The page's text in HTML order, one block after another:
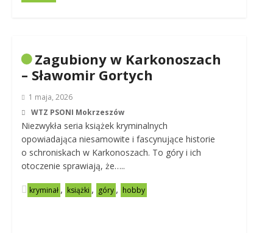
Zagubiony w Karkonoszach
– Sławomir Gortych
1 maja, 2026
WTZ PSONI Mokrzeszów
Niezwykła seria książek kryminalnych
opowiadająca niesamowite i fascynujące historie
o schroniskach w Karkonoszach. To góry i ich
otoczenie sprawiają, że…..
kryminał , książki , góry , hobby